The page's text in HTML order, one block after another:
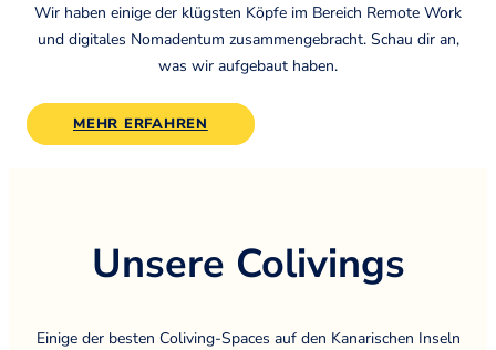
Wir haben einige der klügsten Köpfe im Bereich Remote Work
und digitales Nomadentum zusammengebracht. Schau dir an,
was wir aufgebaut haben.
MEHR ERFAHREN
Unsere Colivings
Einige der besten Coliving-Spaces auf den Kanarischen Inseln